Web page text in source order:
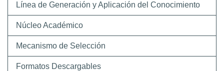
Línea de Generación y Aplicación del Conocimiento
Núcleo Académico
Mecanismo de Selección
Formatos Descargables